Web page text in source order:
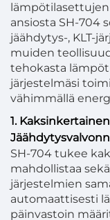
lämpötilasettujen
ansiosta SH-704
jäähdytys-, KLT-
muiden
tehokasta
järjestelmäsi
vähimmällä
1.
SH-704 tukee
mahdollistaa
järjestelmien
automaattisesti
päinvastoin